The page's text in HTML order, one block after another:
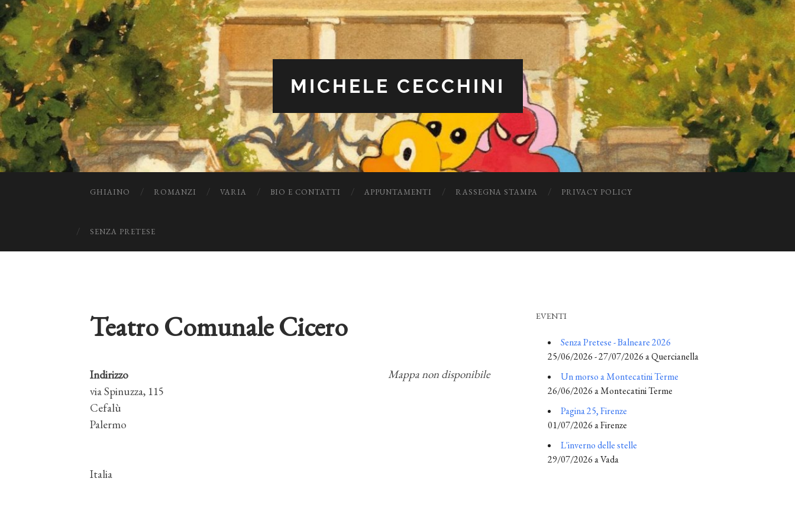
MICHELE CECCHINI
GHIAINO ROMANZI VARIA BIO E CONTATTI APPUNTAMENTI RASSEGNA STAMPA PRIVACY POLICY
SENZA PRETESE
Teatro Comunale Cicero
Mappa non disponibile
Indirizzo
via Spinuzza, 115
Cefalù
Palermo
Italia
EVENTI
Senza Pretese - Balneare 2026
25/06/2026 - 27/07/2026 a Quercianella
Un morso a Montecatini Terme
26/06/2026 a Montecatini Terme
Pagina 25, Firenze
01/07/2026 a Firenze
L'inverno delle stelle
29/07/2026 a Vada